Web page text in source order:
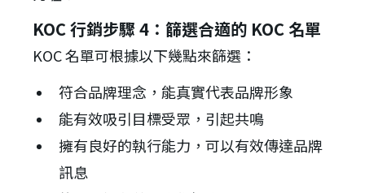
KOC 行銷步驟 4：篩選合適的 KOC 名單
KOC 名單可根據以下幾點來篩選：
符合品牌理念，能真實代表品牌形象
能有效吸引目標受眾，引起共鳴
擁有良好的執行能力，可以有效傳達品牌
訊息